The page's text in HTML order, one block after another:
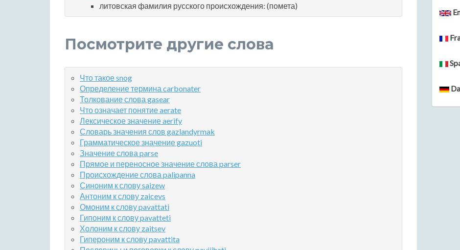
литовская фамилия русского происхождения: (помета)
Посмотрите другие слова
Что такое snog
Определение термина carbonater
Толкование слова gasear
Что означает понятие aerate
Лексическое значение aerify
Словарь значения слов gazlandyrmak
Грамматическое значение gazuoti
Значение слова parse
Прямое и переносное значение слова parser
Происхождение слова palipanna
Синоним к слову saizew
Антоним к слову zaicevs
Омоним к слову pavattati
Гипоним к слову pavatteti
Холоним к слову zaitsev
Гипероним к слову pavattita